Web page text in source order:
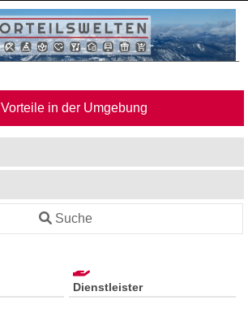
Vorteile in der Umgebung
Suche
Dienstleister